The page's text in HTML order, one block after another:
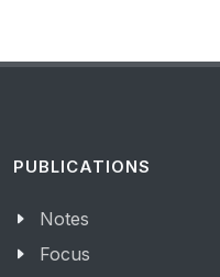
PUBLICATIONS
Notes
Focus